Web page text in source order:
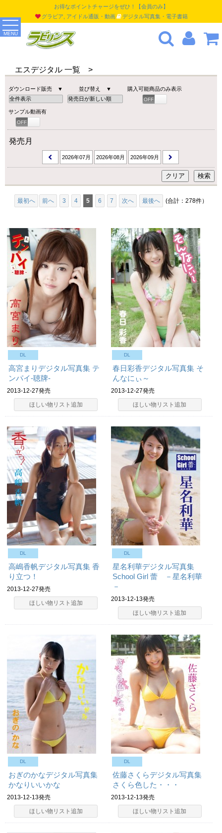
MENU
お得なポイントチャージをぜひ！【会員のみ】
グラビア, アイドル通販・動画
デジタル写真集・電子書籍
エスデジタル 一覧 >
ダウンロード販売 ▼ 並び替え ▼ 購入可能商品のみ表示
OFF
サンプル動画有
OFF
発売月
2026年07月 2026年08月 2026年09月
最初へ 前へ 3 4 5 6 7 次へ 最後へ (合計：278件）
DL
高宮まりデジタル写真集 テ
ンパイ-聴牌-
2013-12-27発売
ほしい物リスト追加
DL
春日彩香デジタル写真集 そ
んなにぃ～
2013-12-27発売
ほしい物リスト追加
DL
高嶋香帆デジタル写真集 香
り立つ！
2013-12-27発売
ほしい物リスト追加
DL
星名利華デジタル写真集
School Girl 蕾 －星名利華
－
2013-12-13発売
ほしい物リスト追加
DL
おぎのかなデジタル写真集
かなりいいかな
2013-12-13発売
ほしい物リスト追加
DL
佐藤さくらデジタル写真集
さくら色した・・・
2013-12-13発売
ほしい物リスト追加